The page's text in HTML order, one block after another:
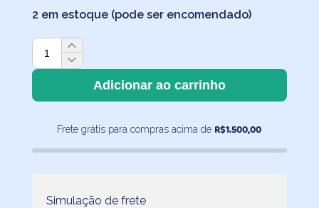
2 em estoque (pode ser encomendado)
Babador
de
e
Verde
Limão
Adicionar ao carrinho
Frete grátis para compras acima de R$1.500,00
Simulação de frete